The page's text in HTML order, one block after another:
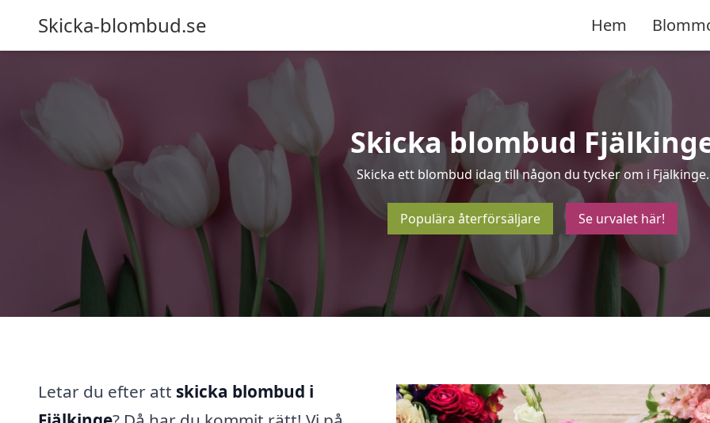
Skicka-blombud.se Hem
Skicka blombud
Skicka ett blombud idag till någon du tycker om i Fjälkinge.
Populära återförsäljare Se urvalet här!
Letar du efter att skicka blombud i